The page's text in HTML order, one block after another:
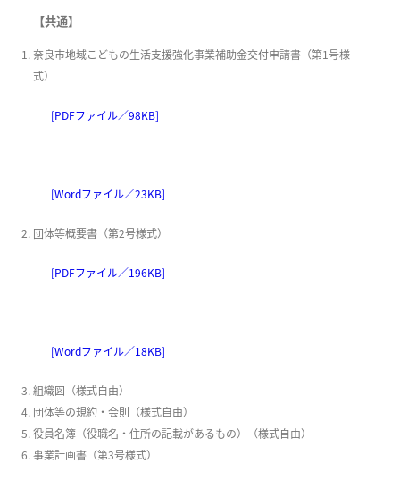
【共通】
奈良市地域こどもの生活支援強化事業補助金交付申請書（第1号様
式）
[PDFファイル／98KB]
[Wordファイル／23KB]
団体等概要書（第2号様式）
[PDFファイル／196KB]
[Wordファイル／18KB]
組織図（様式自由）
団体等の規約・会則（様式自由）
役員名簿（役職名・住所の記載があるもの）（様式自由）
事業計画書（第3号様式）